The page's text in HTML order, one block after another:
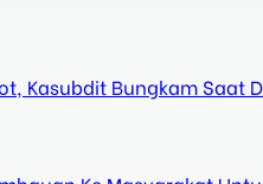
Kasubdit Bungkam Saat